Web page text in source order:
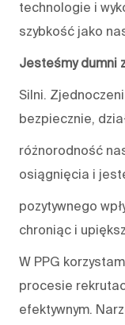
technologie i
szybkość jako
Jesteśmy dumni
Silni.
bezpiecznie,
różnorodność
osiągnięcia i
pozytywnego
chroniąc i
W PPG
procesie
efektywnym.